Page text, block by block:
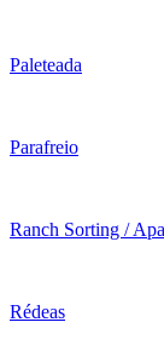
Paleteada
Parafreio
Ranch Sorting /
Rédeas